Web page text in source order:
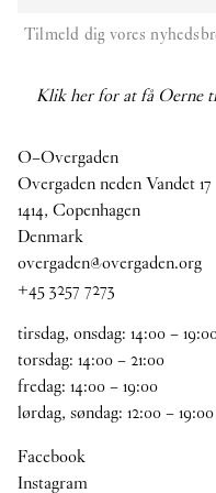
Tilmeld dig vores
Klik her for at få Oerne
O–Overgaden
Overgaden neden Vandet 17
1414, Copenhagen
Denmark
overgaden@overgaden.org
+45 3257 7273
tirsdag, onsdag: 14:00–19:
torsdag: 14:00–21:00
fredag: 14:00–19:00
lørdag, søndag: 12:00–19:00
Facebook
Instagram